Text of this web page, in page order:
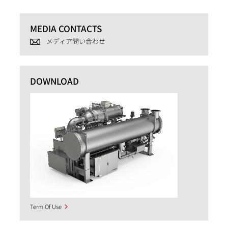
MEDIA CONTACTS
メディア問い合わせ
DOWNLOAD
Term Of Use